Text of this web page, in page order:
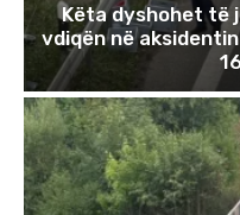
Këta dyshohet të
vdiqën në